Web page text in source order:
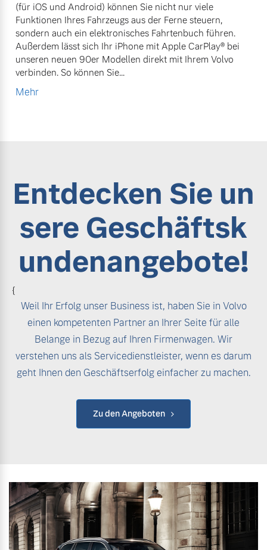
(für iOS und Android) können Sie nicht nur viele
Funktionen Ihres Fahrzeugs aus der Ferne steuern,
sondern auch ein elektronisches Fahrtenbuch führen.
Außerdem lässt sich Ihr iPhone mit Apple CarPlay® bei
unseren neuen 90er Modellen direkt mit Ihrem Volvo
verbinden. So können Sie...
Mehr
Entdecken Sie un
sere Geschäftsk
undenangebote!
{
Weil Ihr Erfolg unser Business ist, haben Sie in Volvo
einen kompetenten Partner an Ihrer Seite für alle
Belange in Bezug auf Ihren Firmenwagen. Wir
verstehen uns als Servicedienstleister, wenn es darum
geht Ihnen den Geschäftserfolg einfacher zu machen.
Zu den Angeboten